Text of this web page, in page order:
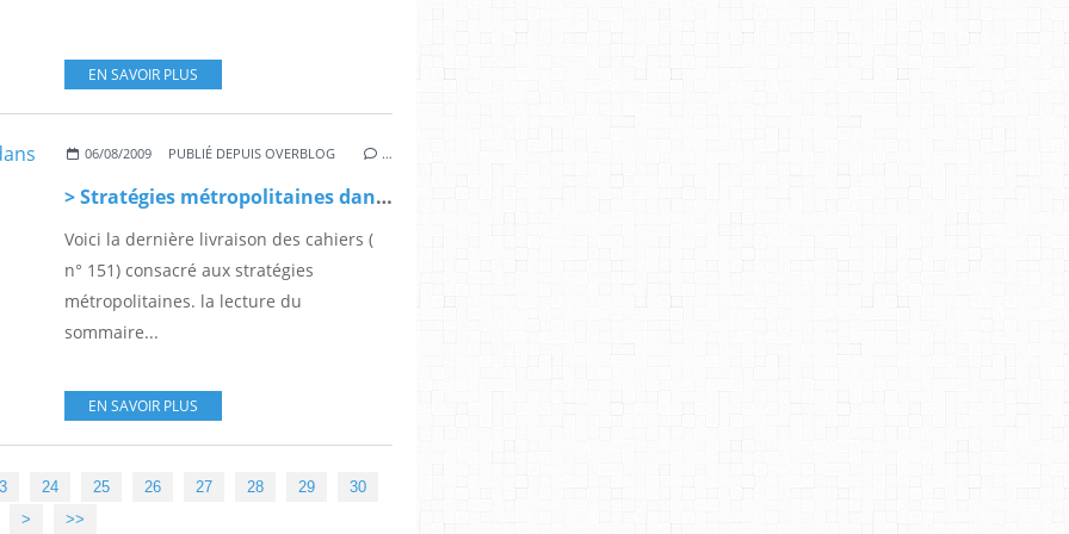
EN SAVOIR PLUS
06/08/2009 PUBLIÉ DEPUIS OVERBLOG …
> Stratégies métropolitaines dans les Cahiers de l'IAU
Voici la dernière livraison des cahiers (
n° 151) consacré aux stratégies
métropolitaines. la lecture du
sommaire...
EN SAVOIR PLUS
24 25 26 27 28 29 30
>
>>